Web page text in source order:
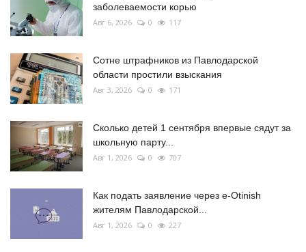
заболеваемости корью
Авг 6, 2026 0 117
Сотне штрафников из Павлодарской
области простили взыскания
Авг 3, 2026 0 171
Сколько детей 1 сентября впервые сядут за
школьную парту...
Авг 1, 2026 0 707
Как подать заявление через e-Otinish
жителям Павлодарской...
Авг 1, 2026 0 227